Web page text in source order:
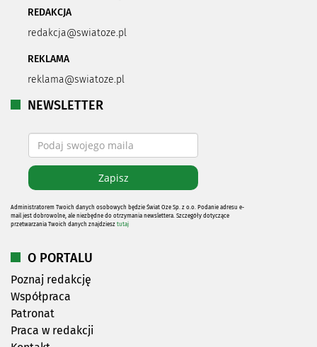
REDAKCJA
redakcja@swiatoze.pl
REKLAMA
reklama@swiatoze.pl
NEWSLETTER
Administratorem Twoich danych osobowych będzie Świat Oze Sp. z o.o. Podanie adresu e-
mail jest dobrowolne, ale niezbędne do otrzymania newslettera. Szczegóły dotyczące
przetwarzania Twoich danych znajdziesz tutaj
O PORTALU
Poznaj redakcję
Współpraca
Patronat
Praca w redakcji